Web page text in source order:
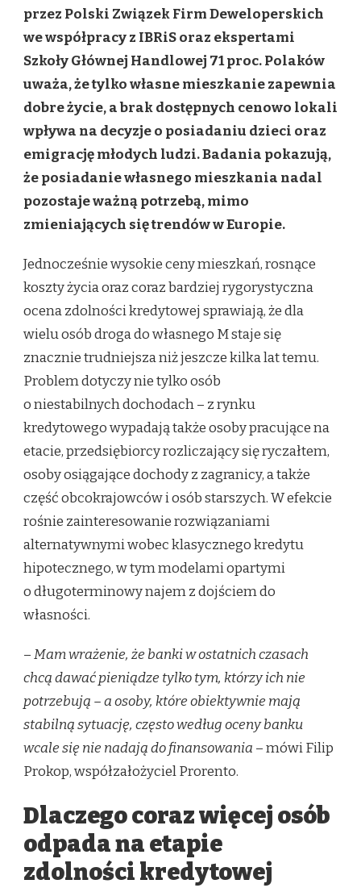
ZASIĘGIEM?
CO
DZIŚ
BLOKUJE
KUPUJĄCYCH
I
MAJĄ
ALTERNATYWY,
BANK
ODMAWIA
przez Polski Związek Firm Deweloperskich
we współpracy z IBRiS oraz ekspertami
Szkoły Głównej Handlowej 71 proc. Polaków
uważa, że tylko własne mieszkanie zapewnia
dobre życie, a brak dostępnych cenowo lokali
wpływa na decyzje o posiadaniu dzieci oraz
emigrację młodych ludzi. Badania pokazują,
że posiadanie własnego mieszkania nadal
pozostaje ważną potrzebą, mimo
zmieniających się trendów w Europie.
Jednocześnie wysokie ceny mieszkań, rosnące
koszty życia oraz coraz bardziej rygorystyczna
ocena zdolności kredytowej sprawiają, że dla
wielu osób droga do własnego M staje się
znacznie trudniejsza niż jeszcze kilka lat temu.
Problem dotyczy nie tylko osób
o niestabilnych dochodach – z rynku
kredytowego wypadają także osoby pracujące na
etacie, przedsiębiorcy rozliczający się ryczałtem,
osoby osiągające dochody z zagranicy, a także
część obcokrajowców i osób starszych. W efekcie
rośnie zainteresowanie rozwiązaniami
alternatywnymi wobec klasycznego kredytu
hipotecznego, w tym modelami opartymi
o długoterminowy najem z dojściem do
własności.
–Mam wrażenie, że banki w ostatnich czasach
chcą dawać pieniądze tylko tym, którzy ich nie
potrzebują – a osoby, które obiektywnie mają
stabilną sytuację, często według oceny banku
wcale się nie nadają do finansowania – mówi Filip
Prokop, współzałożyciel Prorento.
Dlaczego coraz więcej osób
odpada na etapie
zdolności kredytowej